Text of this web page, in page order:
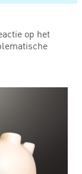
op het